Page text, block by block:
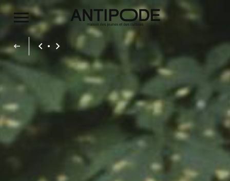
Aller au contenu principal